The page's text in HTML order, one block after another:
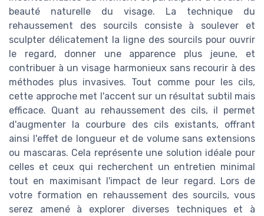
beauté naturelle du visage. La technique du
rehaussement des sourcils consiste à soulever et
sculpter délicatement la ligne des sourcils pour ouvrir
le regard, donner une apparence plus jeune, et
contribuer à un visage harmonieux sans recourir à des
méthodes plus invasives. Tout comme pour les cils,
cette approche met l'accent sur un résultat subtil mais
efficace. Quant au rehaussement des cils, il permet
d'augmenter la courbure des cils existants, offrant
ainsi l'effet de longueur et de volume sans extensions
ou mascaras. Cela représente une solution idéale pour
celles et ceux qui recherchent un entretien minimal
tout en maximisant l'impact de leur regard. Lors de
votre formation en rehaussement des sourcils, vous
serez amené à explorer diverses techniques et à